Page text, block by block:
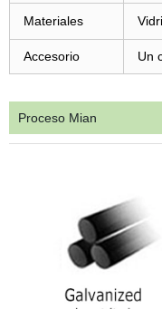
Materiales
Accesorio Un
Proceso Mian